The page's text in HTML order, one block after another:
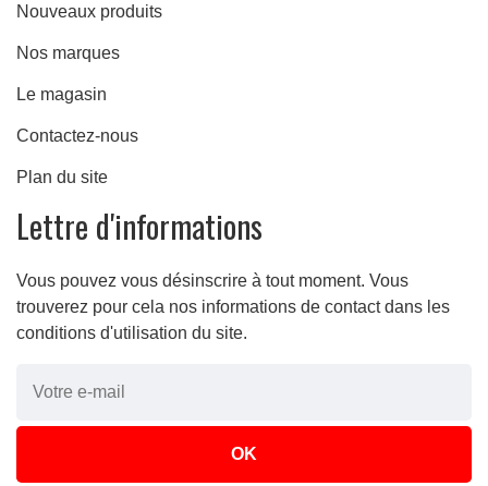
Nouveaux produits
Nos marques
Le magasin
Contactez-nous
Plan du site
Lettre d'informations
Vous pouvez vous désinscrire à tout moment. Vous
trouverez pour cela nos informations de contact dans les
conditions d'utilisation du site.